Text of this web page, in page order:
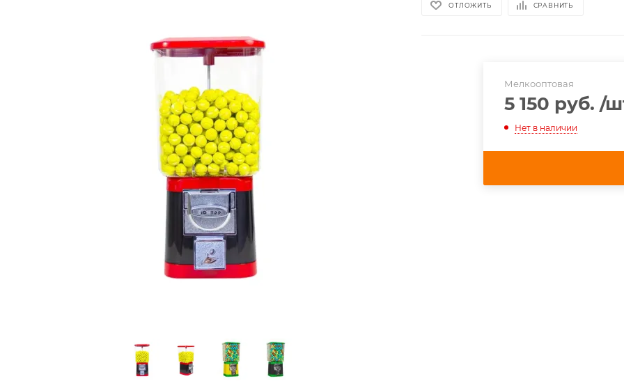
ОТЛОЖИТЬ СРАВНИТЬ
Мелкооптовая
5 150 руб. /
Нет в наличии